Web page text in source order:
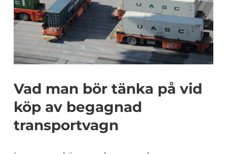
Vad man bör tänka på vid
köp av begagnad
transportvagn